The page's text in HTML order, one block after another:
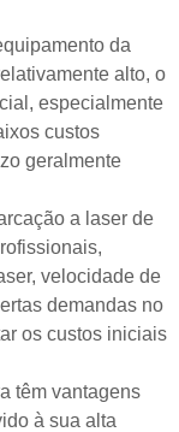
da
alto, o
especialmente
custos
geralmente
a laser de
velocidade de
demandas no
os custos iniciais
têm vantagens
à sua alta